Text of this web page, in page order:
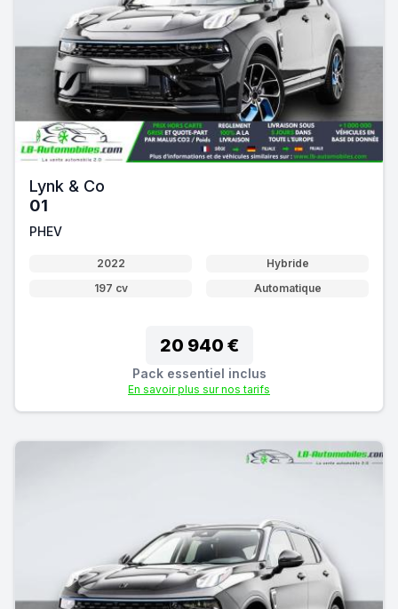
Lynk & Co
01
PHEV
2022
Hybride
197 cv
Automatique
20 940 €
Pack essentiel inclus
En savoir plus sur nos tarifs